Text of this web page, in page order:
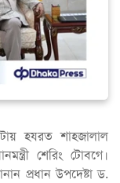
হযরত শাহজালাল
শেরিং টোবগে।
প্রধান উপদেষ্টা ড.